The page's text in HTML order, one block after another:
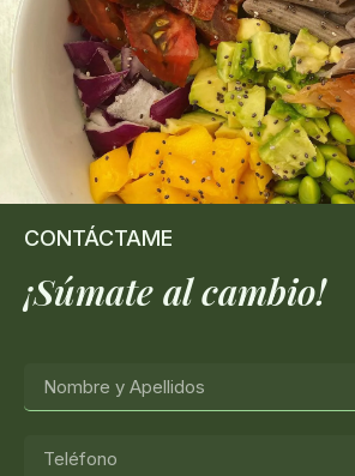
CONTÁCTAME
¡Súmate al cambio!